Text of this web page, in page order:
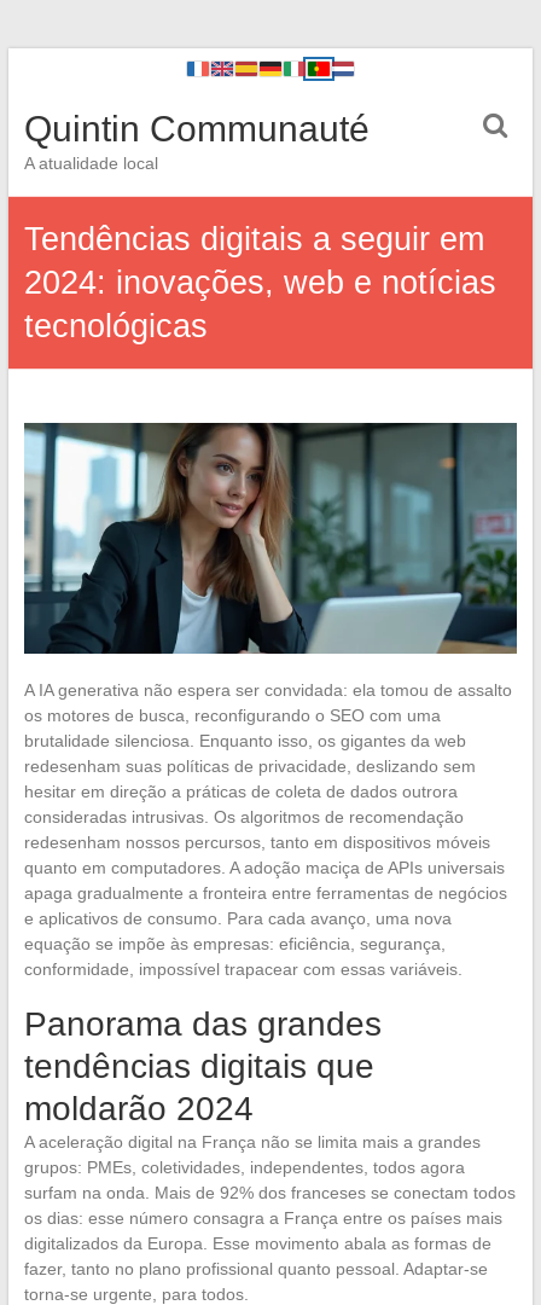
Quintin Communauté
A atualidade local
Tendências digitais a seguir em
2024: inovações, web e notícias
tecnológicas
A IA generativa não espera ser convidada: ela tomou de assalto
os motores de busca, reconfigurando o SEO com uma
brutalidade silenciosa. Enquanto isso, os gigantes da web
redesenham suas políticas de privacidade, deslizando sem
hesitar em direção a práticas de coleta de dados outrora
consideradas intrusivas. Os algoritmos de recomendação
redesenham nossos percursos, tanto em dispositivos móveis
quanto em computadores. A adoção maciça de APIs universais
apaga gradualmente a fronteira entre ferramentas de negócios
e aplicativos de consumo. Para cada avanço, uma nova
equação se impõe às empresas: eficiência, segurança,
conformidade, impossível trapacear com essas variáveis.
Panorama das grandes
tendências digitais que
moldarão 2024
A aceleração digital na França não se limita mais a grandes
grupos: PMEs, coletividades, independentes, todos agora
surfam na onda. Mais de 92% dos franceses se conectam todos
os dias: esse número consagra a França entre os países mais
digitalizados da Europa. Esse movimento abala as formas de
fazer, tanto no plano profissional quanto pessoal. Adaptar-se
torna-se urgente, para todos.